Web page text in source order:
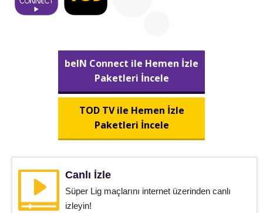
beIN Connect ile Hemen İzle
Paketleri İncele
TOD TV ile Hemen İzle
Paketleri İncele
Canlı İzle
Süper Lig maçlarını internet üzerinden canlı
izleyin!